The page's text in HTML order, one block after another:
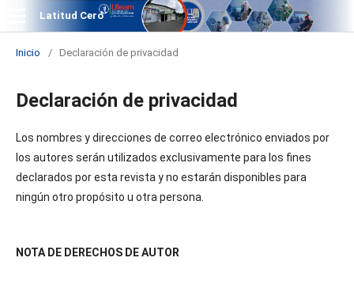
Latitud Cero
Inicio / Declaración de privacidad
Declaración de privacidad
Los nombres y direcciones de correo electrónico enviados por
los autores serán utilizados exclusivamente para los fines
declarados por esta revista y no estarán disponibles para
ningún otro propósito u otra persona.
NOTA DE DERECHOS DE AUTOR